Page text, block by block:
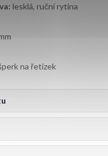
lesklá, ruční rytina
na řetízek